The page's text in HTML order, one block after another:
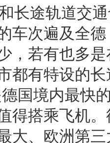
长途轨道交
车次遍及全
，若有也多
都有特设的
国境内最快
得搭乘飞机
大、欧洲第